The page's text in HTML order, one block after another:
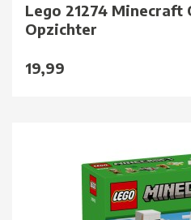
Lego 21274
Opzichter
19,99